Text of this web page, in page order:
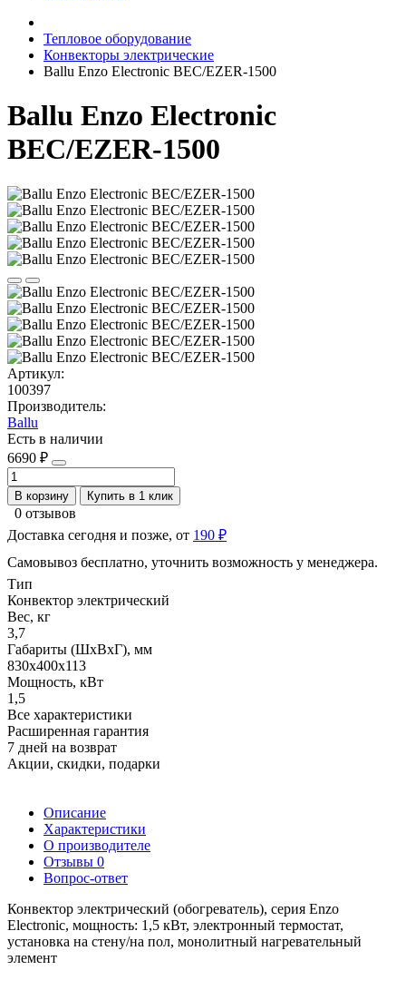
Тепловое оборудование
Конвекторы электрические
Ballu Enzo Electronic BEC/EZER-1500
Ballu Enzo Electronic
BEC/EZER-1500
Артикул:
100397
Производитель:
Ballu
Есть в наличии
6690 ₽
В корзину Купить в 1 клик
0 отзывов
Доставка сегодня и позже, от 190 ₽
Самовывоз бесплатно, уточнить возможность у менеджера.
Тип
Конвектор электрический
Вес, кг
3,7
Габариты (ШхВхГ), мм
830х400х113
Мощность, кВт
1,5
Все характеристики
Расширенная гарантия
7 дней на возврат
Акции, скидки, подарки
Описание
Характеристики
О производителе
Отзывы 0
Вопрос-ответ
Конвектор электрический (обогреватель), серия Enzo
Electronic, мощность: 1,5 кВт, электронный термостат,
установка на стену/на пол, монолитный нагревательный
элемент